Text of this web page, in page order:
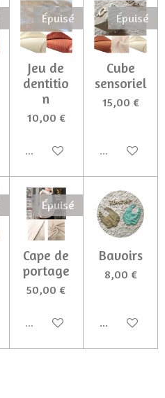
Épuisé
Jeu de
dentitio
n
10,00 €
Épuisé
Épuisé
Cube
sensoriel
15,00 €
Épuisé
Épuisé
Cape de
portage
50,00 €
Épuisé
Bavoirs
8,00 €
Ajouter au